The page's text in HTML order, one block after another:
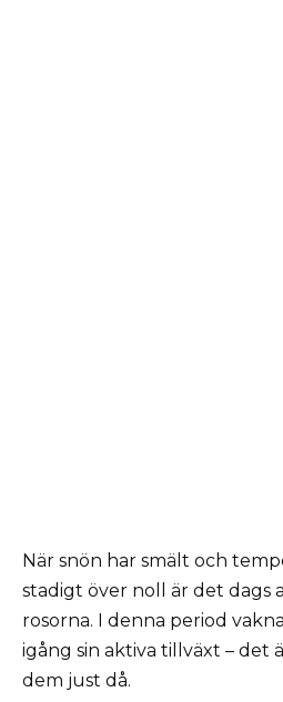
När snön har smält och
stadigt över noll är det dags
rosorna. I denna period
igång sin aktiva tillväxt – det
dem just då.